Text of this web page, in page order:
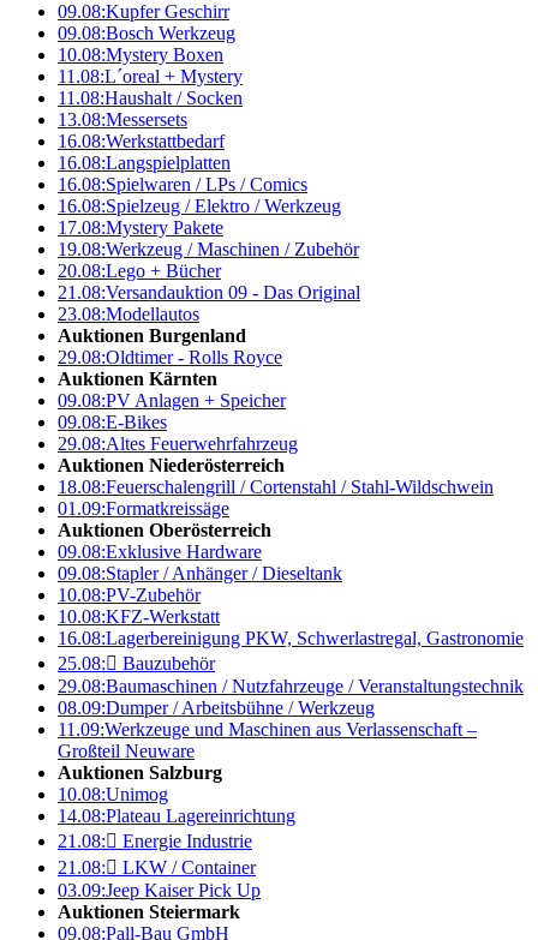
09.08:Kupfer Geschirr
09.08:Bosch Werkzeug
10.08:Mystery Boxen
11.08:L´oreal + Mystery
11.08:Haushalt / Socken
13.08:Messersets
16.08:Werkstattbedarf
16.08:Langspielplatten
16.08:Spielwaren / LPs / Comics
16.08:Spielzeug / Elektro / Werkzeug
17.08:Mystery Pakete
19.08:Werkzeug / Maschinen / Zubehör
20.08:Lego + Bücher
21.08:Versandauktion 09 - Das Original
23.08:Modellautos
Auktionen Burgenland
29.08:Oldtimer - Rolls Royce
Auktionen Kärnten
09.08:PV Anlagen + Speicher
09.08:E-Bikes
29.08:Altes Feuerwehrfahrzeug
Auktionen Niederösterreich
18.08:Feuerschalengrill / Cortenstahl / Stahl-Wildschwein
01.09:Formatkreissäge
Auktionen Oberösterreich
09.08:Exklusive Hardware
09.08:Stapler / Anhänger / Dieseltank
10.08:PV-Zubehör
10.08:KFZ-Werkstatt
16.08:Lagerbereinigung PKW, Schwerlastregal, Gastronomie
25.08: Bauzubehör
29.08:Baumaschinen / Nutzfahrzeuge / Veranstaltungstechnik
08.09:Dumper / Arbeitsbühne / Werkzeug
11.09:Werkzeuge und Maschinen aus Verlassenschaft –
Großteil Neuware
Auktionen Salzburg
10.08:Unimog
14.08:Plateau Lagereinrichtung
21.08: Energie Industrie
21.08: LKW / Container
03.09:Jeep Kaiser Pick Up
Auktionen Steiermark
09.08:Pall-Bau GmbH